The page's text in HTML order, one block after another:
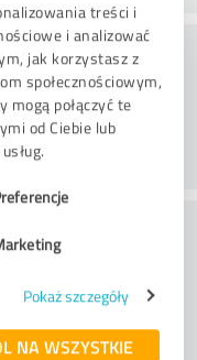
treści i
i analizować
jak korzystasz z
społecznościowym,
połączyć te
od Ciebie lub
Pokaż szczegóły
NA WSZYSTKIE